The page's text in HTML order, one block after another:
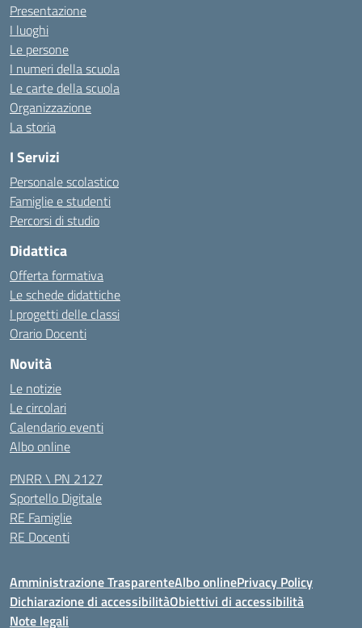
Presentazione
I luoghi
Le persone
I numeri della scuola
Le carte della scuola
Organizzazione
La storia
I Servizi
Personale scolastico
Famiglie e studenti
Percorsi di studio
Didattica
Offerta formativa
Le schede didattiche
I progetti delle classi
Orario Docenti
Novità
Le notizie
Le circolari
Calendario eventi
Albo online
PNRR \ PN 2127
Sportello Digitale
RE Famiglie
RE Docenti
Amministrazione TrasparenteAlbo onlinePrivacy Policy
Dichiarazione di accessibilitàObiettivi di accessibilità
Note legali